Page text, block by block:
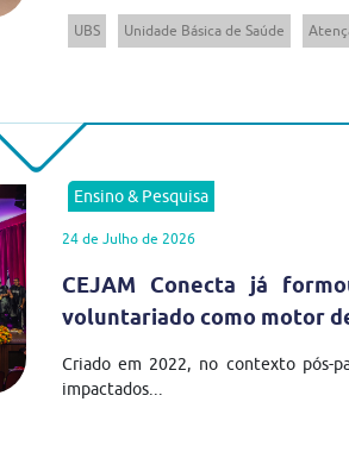
UBS Unidade Básica de Saúde
Ensino & Pesquisa
24 de Julho de 2026
CEJAM Conecta já
voluntariado como motor
Criado em 2022, no contexto pós-
impactados...